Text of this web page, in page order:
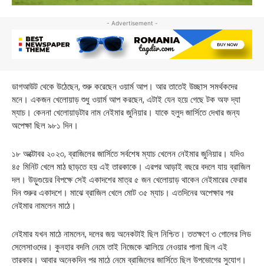
- Advertisement -
ডাগআউট থেকে উঠেছেন, শুরু করেছেন ওয়ার্ম আপ। আর তাতেই উচ্ছাস সমর্থকদের
মনে। একজন খেলোয়াড় শুধু ওয়ার্ম আপ করছেন, এটাই যেন হয়ে গেছে টক অফ দ্যা
ম্যাচ। কেননা খেলোয়াড়টার নাম নেইমার জুনিয়ার। যাকে হলুদ জার্সিতে দেখার জন্য
অপেক্ষা ছিল ৯৮১ দিন।
১৮ অক্টোবর ২০২৩, ব্রাজিলের জার্সিতে সর্বশেষ ম্যাচ খেলেন নেইমার জুনিয়ার। যদিও
৪৫ মিনিট খেলে মাঠ ছাড়তে হয় এই তারকাকে। এরপর আড়াই বছরে বদলে যায় ব্রাজিল
দল। উড়ুগুয়ের বিপক্ষে সেই একাদশের মাত্র ৫ জন খেলোয়াড় থাকেন নেইমারের ফেরার
দিন শুরুর একাদশে। মাঝে ব্রাজিল খেলে মোট ৩৫ ম্যাচ। এতদিনের অপেক্ষার পর
নেইমার নামলেন মাঠে।
নেইমার যখন মাঠে নামলেন, দলের জয় অনেকটাই ছিল নিশ্চিত। ততক্ষণে ৩ গোলের লিড
সেলেসাওদের। কুনহার বদলি নেমে তাই নিজেকে ঝালিয়ে নেওয়ার পালা ছিল এই
তারকার। আবার অনেকদিন পর মাঠে নেমে ব্রাজিলের জার্সিতে ছিল উপভোগের সুযোগ।